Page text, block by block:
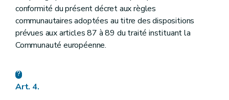
conformité du présent décret aux règles
communautaires adoptées au titre des dispositions
prévues aux articles 87 à 89 du traité instituant la
Communauté européenne.
Art. 4.